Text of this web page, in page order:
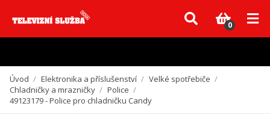
Vzhledem k aktuální situaci se může dodání dílů, které nejsou skladem,
zpozdit. Děkujeme za pochopení.
0
Úvod / Elektronika a příslušenství / Velké spotřebiče /
Chladničky a mrazničky / Police /
49123179 - Police pro chladničku Candy